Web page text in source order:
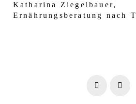
Katharina Ziegelbauer,
Ernährungsberatung nach